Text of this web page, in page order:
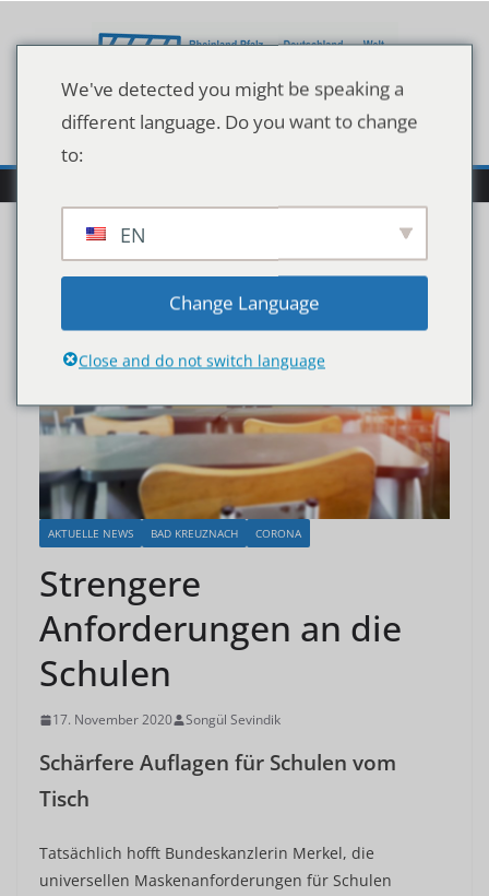
Inhalt
AKTUELLE NEWS BAD KREUZNACH CORONA
Strengere
Anforderungen an die
Schulen
17. November 2020 Songül Sevindik
Schärfere Auflagen für Schulen vom
Tisch
Tatsächlich hofft Bundeskanzlerin Merkel, die
universellen Maskenanforderungen für Schulen
We've detected you might be speaking a
different language. Do you want to change
to:
EN
Change Language
Close and do not switch language